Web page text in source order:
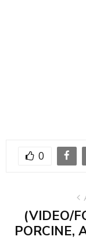
0
(VIDEO/
PORCINE,